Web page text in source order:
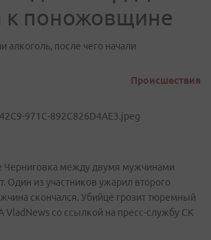
к поножовщине
после чего начали
Происшествия
Черниговка между двумя мужчинами
Один из участников ужарил второго
скончался. Убийце грозит тюремный
VladNews со ссылкой на пресс-службу СК